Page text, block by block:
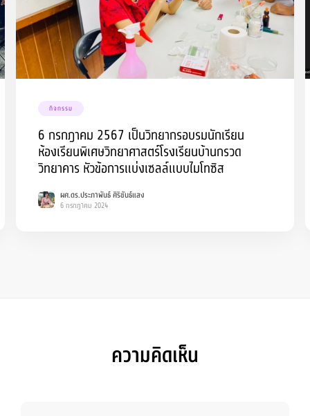
กิจกรรม
6 กรกฎาคม 2567 เป็นวิทยากรอบรมนักเรียน
ห้องเรียนพิเศษวิทยาศาสตร์โรงเรียนบ้านกรวด
วิทยาคาร หัวข้อการแบ่งเซลล์แบบไมโทซิส
ผศ.ดร.ประภาพันธ์ ศิริขันธ์แสง
6 กรกฎาคม 2024
ความคิดเห็น